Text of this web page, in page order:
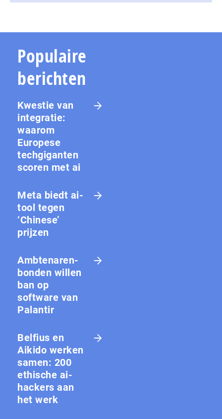
Populaire
berichten
Kwestie van
integratie:
waarom
Europese
techgiganten
scoren met ai
Meta biedt ai-
tool tegen
‘Chinese’
prijzen
Amb­te­na­ren­
bon­den willen
ban op
software van
Palantir
Belfius en
Aikido werken
samen: 200
ethische ai-
hackers aan
het werk